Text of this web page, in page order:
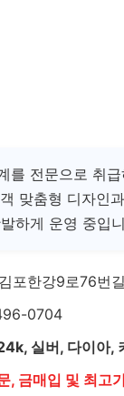
를 전문으로 취
맞춤형 디자인
하게 운영 중입
포한강9로76번
0704
실버, 다이아,
, 금매입 및 최고